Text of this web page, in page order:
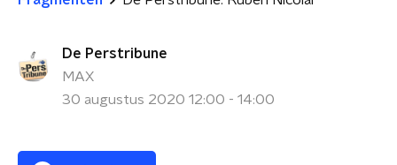
De Perstribune
MAX
30 augustus 2020 12:00 - 14:00